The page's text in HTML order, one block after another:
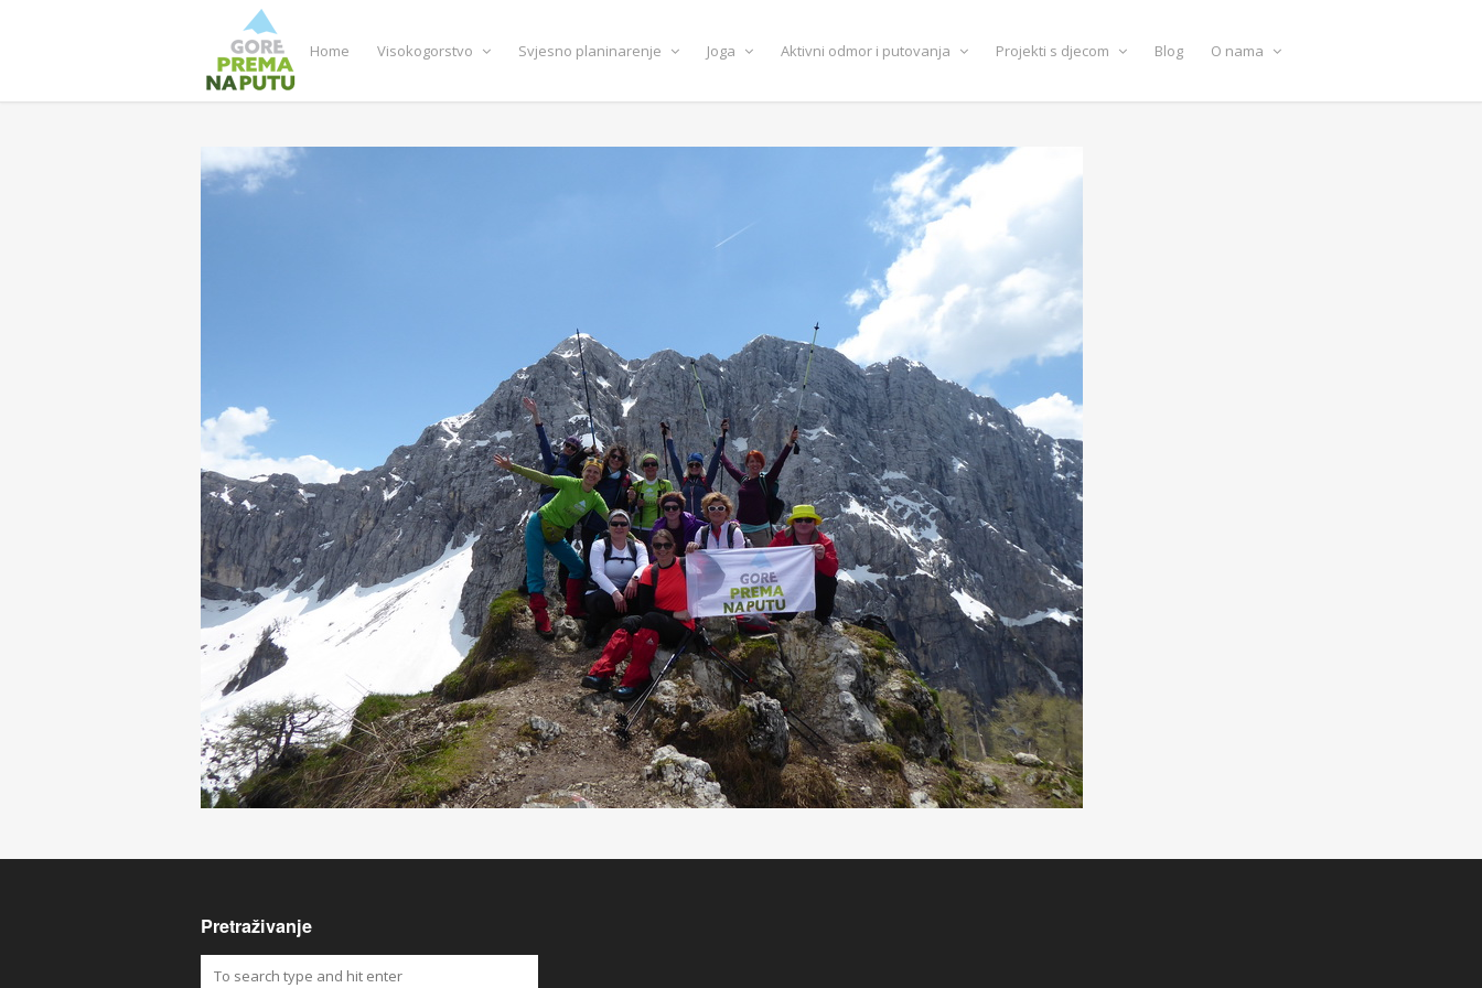
Home Visokogorstvo Svjesno planinarenje Joga Aktivni odmor i putovanja Projekti s djecom Blog O nama
Pretraživanje